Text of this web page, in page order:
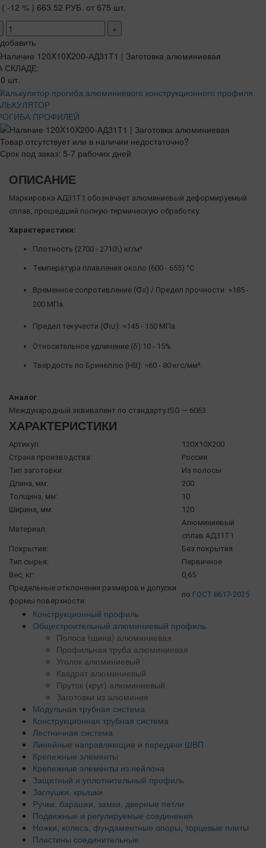
( -12 % ) 663.52 РУБ. от 675 шт.
+
добавить
СКЛАДЕ:
шт.
ПРОФИЛЕЙ
Товар отсутствует или в наличии недостаточно?
Срок под заказ: 5-7 рабочих дней
ОПИСАНИЕ
Маркировка АД31Т1 обозначает алюминиевый деформируемый
сплав, прошедший полную термическую обработку.
Характеристики:
Плотность (2700 - 2710\) кг/м³
Температура плавления около (600 - 655) °C
Временное сопротивление (σΒ) / Предел прочности: ≈185 -
200 МПа.
Предел текучести (σ0,2): ≈145 - 150 МПа.
Относительное удлинение (δ):10 - 15%.
Твердость по Бринеллю (HB): ≈60 - 80 кгс/мм².
Аналог
Международный эквивалент по стандарту ISO — 6063.
ХАРАКТЕРИСТИКИ
Артикул:
120X10X200
Страна производства:
Россия
Тип заготовки:
Из полосы
Длина, мм:
200
Толщина, мм:
10
Ширина, мм:
120
Материал:
Алюминиевый
сплав АД31Т1
Покрытие:
Без покрытия
Тип сырья:
Первичное
Вес, кг:
0,65
Предельные отклонения размеров и допуски
формы поверхности:
по ГОСТ 8617-2025
Конструкционный профиль
Общестроительный алюминиевый профиль
Полоса (шина) алюминиевая
Профильная труба алюминиевая
Уголок алюминиевый
Квадрат алюминиевый
Пруток (круг) алюминиевый
Заготовки из алюминия
Модульная трубная система
Конструкционная трубная система
Лестничная система
Линейные направляющие и передачи ШВП
Крепежные элементы
Крепежные элементы из нейлона
Защитный и уплотнительный профиль
Заглушки, крышки
Ручки, барашки, замки, дверные петли
Подвижные и регулируемые соединения
Ножки, колеса, фундаментные опоры, торцевые плиты
Пластины соединительные